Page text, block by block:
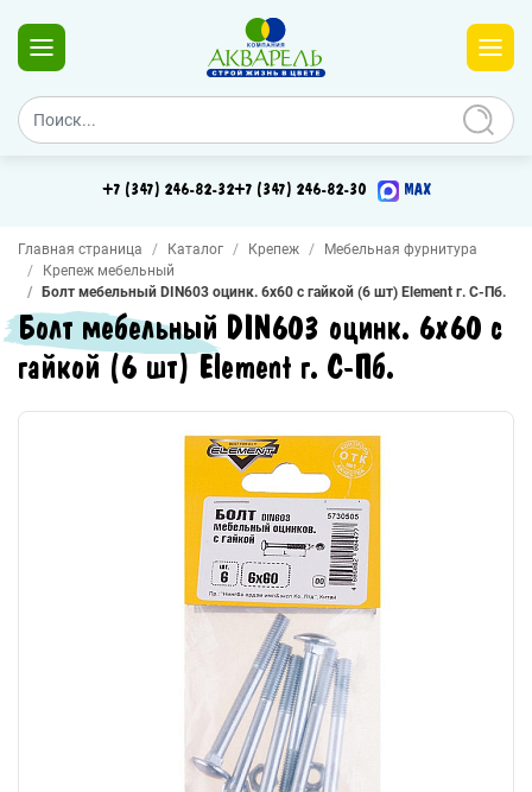
+7 (347) 246-82-32+7 (347) 246-82-30 MAX
Главная страница Каталог Крепеж
Мебельная фурнитура
Крепеж мебельный
Болт мебельный DIN603 оцинк. 6х60 с гайкой (6 шт) Element г. С-Пб.
Болт мебельный DIN603 оцинк. 6х60 с
гайкой (6 шт) Element г. С-Пб.